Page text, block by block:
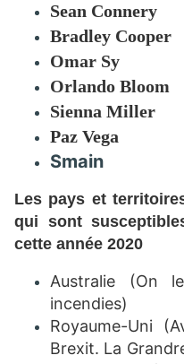
Sean Connery
Bradley Cooper
Omar Sy
Orlando Bloom
Sienna Miller
Paz Vega
Smain
Les pays et
qui sont
cette année 2020
Australie (On
incendies)
Royaume-Uni
Brexit. La